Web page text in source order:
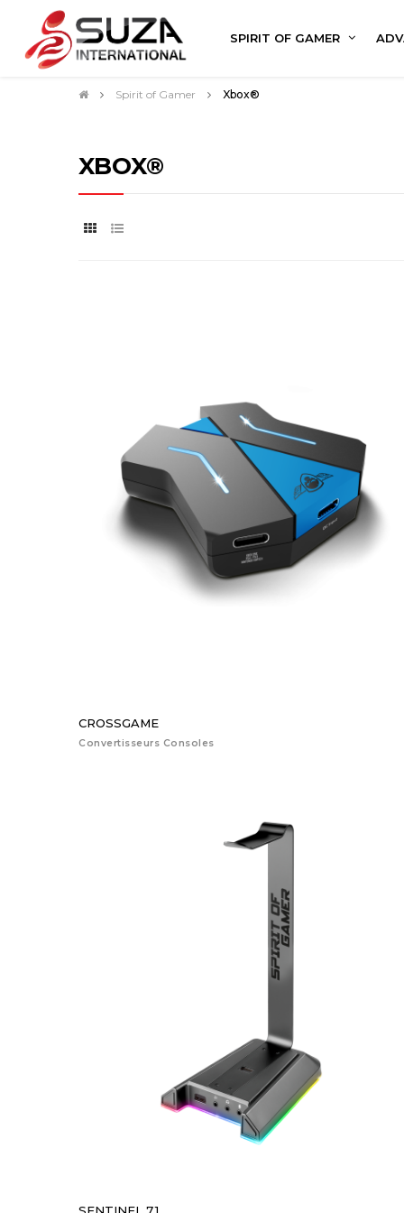
SPIRIT OF GAMER
Spirit of Gamer Xbox®
XBOX®
CROSSGAME
Convertisseurs Consoles